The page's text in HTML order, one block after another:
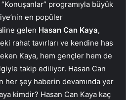
programıyla büyük
en popüler
gelen Hasan Can Kaya,
rahat tavırları ve kendine has
Kaya, hem gençler hem de
takip ediliyor. Hasan Can
her şey haberin devamında yer
kimdir? Hasan Can Kaya kaç